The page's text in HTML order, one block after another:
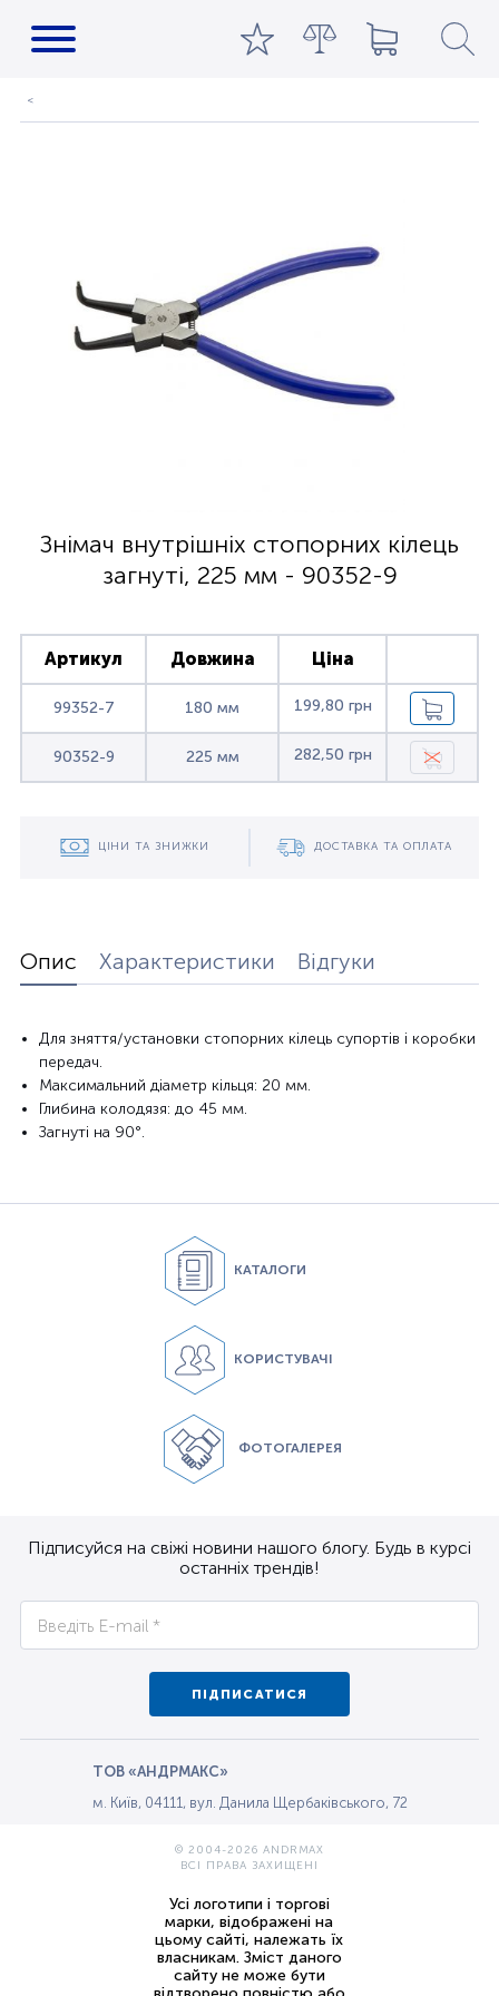
Знімач внутрішніх стопорних кілець
загнуті, 225 мм - 90352-9
Артикул Довжина Ціна
99352-7 180 мм 199,80 грн
90352-9 225 мм 282,50 грн
ЦІНИ ТА ЗНИЖКИ ДОСТАВКА ТА ОПЛАТА
Опис Характеристики Відгуки
Для зняття/установки стопорних кілець супортів і коробки
передач.
Максимальний діаметр кільця: 20 мм.
Глибина колодязя: до 45 мм.
Загнуті на 90°.
КАТАЛОГИ
КОРИСТУВАЧІ
ФОТОГАЛЕРЕЯ
Підписуйся на свіжі новини нашого блогу. Будь в курсі
останніх трендів!
ПІДПИСАТИСЯ
ТОВ «АНДРМАКС»
м. Київ, 04111, вул. Данила Щербаківського, 72
© 2004-2026 ANDRMAX
ВСІ ПРАВА ЗАХИЩЕНІ
Усі логотипи і торгові
марки, відображені на
цьому сайті, належать їх
власникам. Зміст даного
сайту не може бути